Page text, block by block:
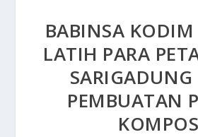
BABINSA
LATIH PARA
SARIGADUNG
PEMBUATAN
KOMPOS